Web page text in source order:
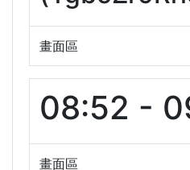
畫面區
08:52 -
畫面區